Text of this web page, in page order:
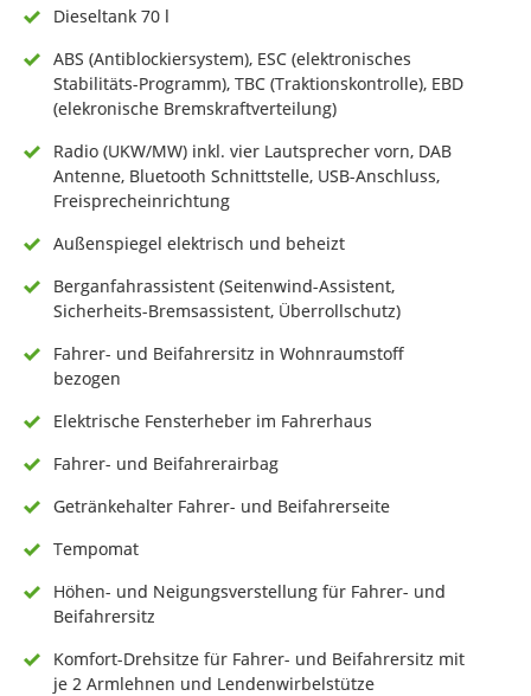
Dieseltank 70 l
ABS (Antiblockiersystem), ESC (elektronisches
Stabilitäts-Programm), TBC (Traktionskontrolle), EBD
(elekronische Bremskraftverteilung)
Radio (UKW/MW) inkl. vier Lautsprecher vorn, DAB
Antenne, Bluetooth Schnittstelle, USB-Anschluss,
Freisprecheinrichtung
Außenspiegel elektrisch und beheizt
Berganfahrassistent (Seitenwind-Assistent,
Sicherheits-Bremsassistent, Überrollschutz)
Fahrer- und Beifahrersitz in Wohnraumstoff
bezogen
Elektrische Fensterheber im Fahrerhaus
Fahrer- und Beifahrerairbag
Getränkehalter Fahrer- und Beifahrerseite
Tempomat
Höhen- und Neigungsverstellung für Fahrer- und
Beifahrersitz
Komfort-Drehsitze für Fahrer- und Beifahrersitz mit
je 2 Armlehnen und Lendenwirbelstütze